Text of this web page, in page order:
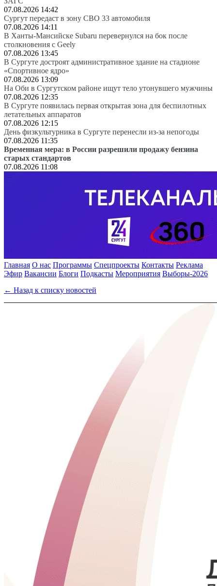
07.08.2026 14:42
Сургут передаст в зону СВО 33 автомобиля
07.08.2026 14:11
В Ханты-Мансийске Subaru перевернулся на бок после
столкновения с Geely
07.08.2026 13:45
В Сургуте достроят административное здание на стадионе
«Спортивное ядро»
07.08.2026 13:09
На Оби в Сургутском районе ищут тело утонувшего мужчины
07.08.2026 12:35
В Сургуте появилась первая открытая зона для беспилотных
летательных аппаратов
07.08.2026 12:15
День физкультурника в Сургуте перенесли из-за непогоды
07.08.2026 11:35
Временная мера: в России разрешили продажу бензина
старых стандартов
07.08.2026 11:08
Главная О нас Программы Спецпроекты Контакты Реклама
Эфир Вакансии Блоги Подкасты Мероприятия Выборы-2026
← Назад к списку новостей